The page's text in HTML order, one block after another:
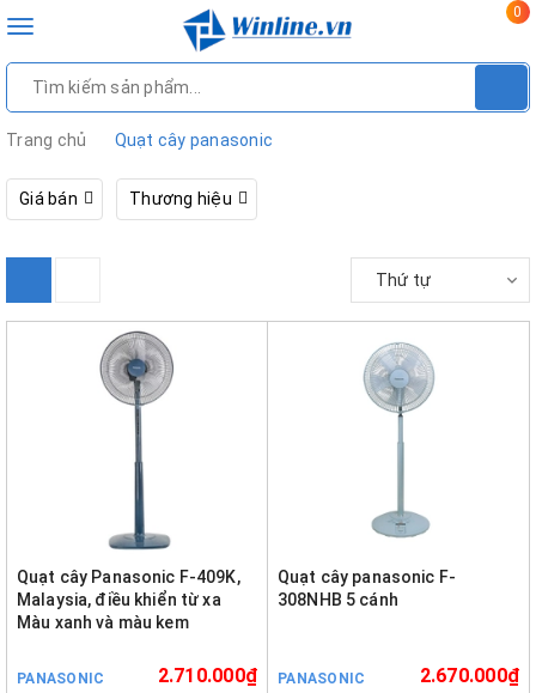
Toggle
0
Trang chủ Quạt cây panasonic
Giá bán Thương hiệu
Thứ tự
Quạt cây Panasonic F-409K,
Malaysia, điều khiển từ xa
Màu xanh và màu kem
PANASONIC 2.710.000₫
Quạt cây panasonic F-
308NHB 5 cánh
PANASONIC 2.670.000₫